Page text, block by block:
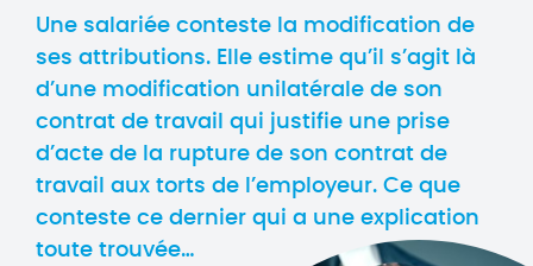
Une salariée conteste la modification de
ses attributions. Elle estime qu’il s’agit là
d’une modification unilatérale de son
contrat de travail qui justifie une prise
d’acte de la rupture de son contrat de
travail aux torts de l’employeur. Ce que
conteste ce dernier qui a une explication
toute trouvée…